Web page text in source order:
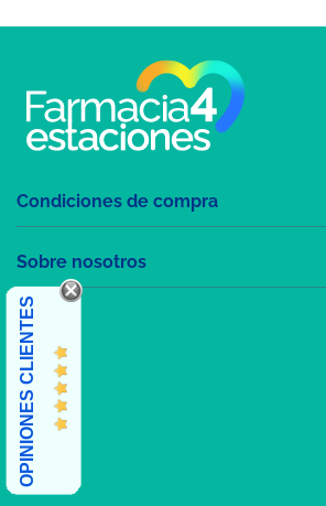
Condiciones de compra
Sobre nosotros
OPINIONES CLIENTES